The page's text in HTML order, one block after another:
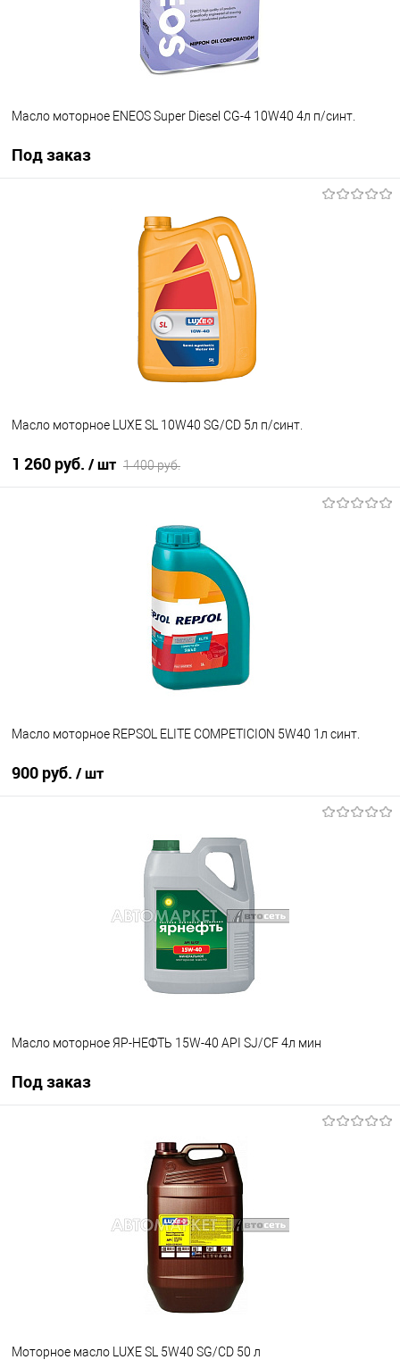
Масло моторное ENEOS Super Diesel CG-4 10W40 4л п/синт.
Под заказ
Недоступно
Масло моторное LUXE SL 10W40 SG/CD 5л п/синт.
1 260 руб. / шт 1 400 руб.
Масло моторное REPSOL ELITE COMPETICION 5W40 1л синт.
900 руб. / шт
В наличии
Масло моторное ЯР-НЕФТЬ 15W-40 API SJ/СF 4л мин
Под заказ
Недоступно
Моторное масло LUXE SL 5W40 SG/CD 50 л